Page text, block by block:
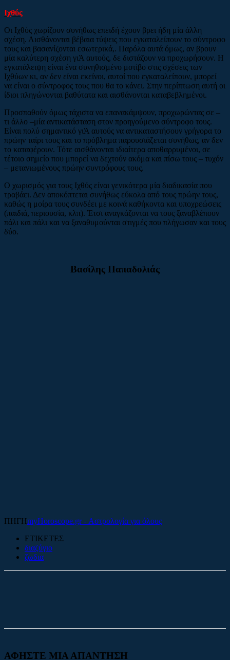
Ιχθύς
Οι Ιχθύς χωρίζουν συνήθως επειδή έχουν βρει ήδη μία άλλη
σχέση. Αισθάνονται βέβαια τύψεις που εγκαταλείπουν το σύντροφο
τους και βασανίζονται εσωτερικά,. Παρόλα αυτά όμως, αν βρουν
μία καλύτερη σχέση γιΆ αυτούς, δε διστάζουν να προχωρήσουν. Η
εγκατάλειψη είναι ένα συνηθισμένο μοτίβο στις σχέσεις των
Ιχθύων κι, αν δεν είναι εκείνοι, αυτοί που εγκαταλείπουν, μπορεί
να είναι ο σύντροφος τους που θα το κάνει. Στην περίπτωση αυτή οι
ίδιοι πληγώνονται βαθύτατα και αισθάνονται καταβεβλημένοι.
Προσπαθούν όμως τάχιστα να επανακάμψουν, προχωρώντας σε –
τι άλλο –μία αντικατάσταση στον προηγούμενο σύντροφο τους.
Είναι πολύ σημαντικό γιΆ αυτούς να αντικαταστήσουν γρήγορα το
πρώην ταίρι τους και το πρόβλημα παρουσιάζεται συνήθως, αν δεν
το καταφέρουν. Τότε αισθάνονται ιδιαίτερα αποθαρρυμένοι, σε
τέτοιο σημείο που μπορεί να δεχτούν ακόμα και πίσω τους – τυχόν
– μετανιωμένους πρώην συντρόφους τους.
Ο χωρισμός για τους Ιχθύς είναι γενικότερα μία διαδικασία που
τραβάει. Δεν αποκόπτεται συνήθως εύκολα από τους πρώην τους,
καθώς η μοίρα τους συνδέει με κοινά καθήκοντα και υποχρεώσεις
(παιδιά, περιουσία, κλπ). Έτσι αναγκάζονται να τους ξαναβλέπουν
πάλι και πάλι και να ξαναθυμούνται στιγμές που πλήγωσαν και τους
δύο.
Βασίλης Παπαδολιάς
ΠΗΓΗmyHoroscope.gr - Αστρολογία για όλους
ΕΤΙΚΕΤΕΣ
διαζύγιο
ζωδια
ΑΦΗΣΤΕ ΜΙΑ ΑΠΑΝΤΗΣΗ